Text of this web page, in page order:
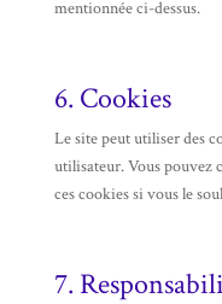
mentionnée ci-dessus.
6. Cookies
Le site peut utiliser des
utilisateur. Vous pouvez
ces cookies si vous le
7.